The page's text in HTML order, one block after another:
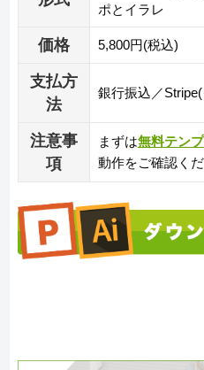
ポとイラレ
価格 5,800円(税込)
支払方
法
銀行振込／
注意事
項
まずは無料テン
動作をご確認く